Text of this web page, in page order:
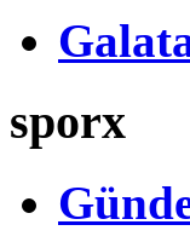
sporx